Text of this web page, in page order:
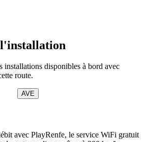
installations disponibles à bord avec
route.
AVE
avec PlayRenfe, le service WiFi gratuit